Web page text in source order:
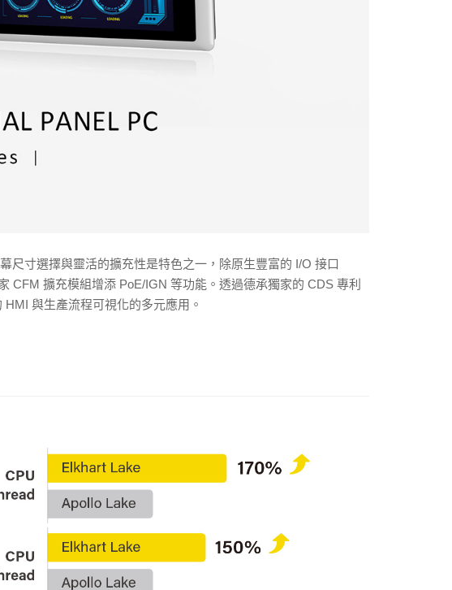
尺寸選擇與靈活的擴充性是特色之一，除原生豐富的 I/O 接口
CFM 擴充模組增添 PoE/IGN 等功能。透過德承獨家的 CDS 專利
與生產流程可視化的多元應用。